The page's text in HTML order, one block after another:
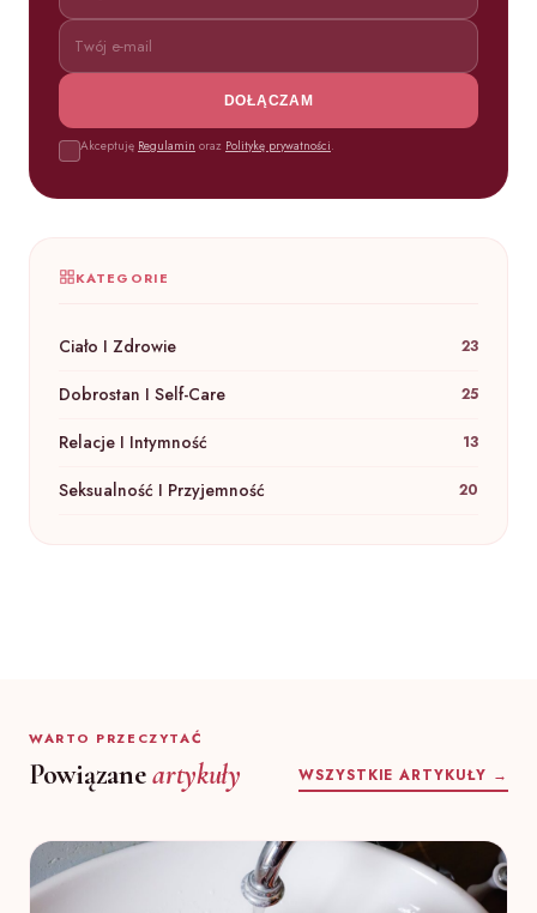
DOŁĄCZAM
Akceptuję Regulamin oraz Politykę prywatności.
KATEGORIE
Ciało I Zdrowie 23
Dobrostan I Self-Care 25
Relacje I Intymność 13
Seksualność I Przyjemność 20
WARTO PRZECZYTAĆ
Powiązaneartykuły WSZYSTKIE ARTYKUŁY →